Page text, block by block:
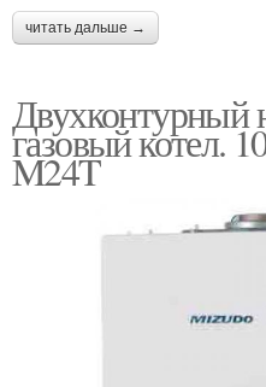
читать дальше →
Двухконтурный
газовый котел.
M24T